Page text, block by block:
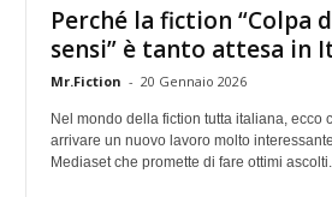
Perché la fiction “Colpa
sensi” è tanto attesa in
Mr.Fiction - 20 Gennaio 2026
Nel mondo della fiction tutta italiana, ecco
arrivare un nuovo lavoro molto
Mediaset che promette di fare ottimi